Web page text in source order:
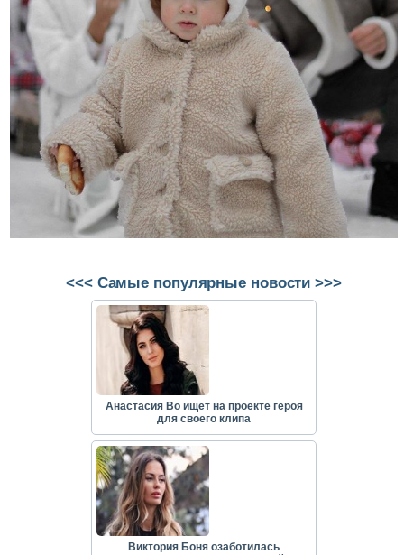
<<< Самые популярные новости >>>
Анастасия Во ищет на проекте героя
для своего клипа
Виктория Боня озаботилась